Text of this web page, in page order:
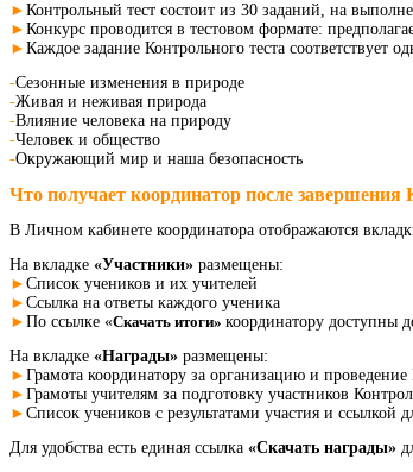
► Контрольный тест состоит из 30 заданий, на
► Конкурс проводится в тестовом формате:
► Каждое задание Контрольного теста
-Сезонные изменения в природе
-Живая и неживая природа
-Влияние человека на природу
-Человек и общество
-Окружающий мир и наша безопасность
Что получает координатор после завершения
В Личном кабинете координатора отображаются
На вкладке «Участники» размещены:
► Список учеников и их учителей
► Ссылка на ответы каждого ученика
► По ссылке «Скачать итоги» координатору доступны
На вкладке «Награды» размещены:
► Грамота координатору за организацию и
► Грамоты учителям за подготовку участников
► Список учеников с результатами участия и ссылкой
Для удобства есть единая ссылка «Скачать награды»